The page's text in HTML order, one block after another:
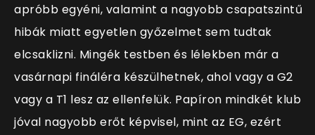
apróbb egyéni, valamint a nagyobb csapatszintű
hibák miatt egyetlen győzelmet sem tudtak
elcsaklizni. Mingék testben és lélekben már a
vasárnapi fináléra készülhetnek, ahol vagy a G2
vagy a T1 lesz az ellenfelük. Papíron mindkét klub
jóval nagyobb erőt képvisel, mint az EG, ezért